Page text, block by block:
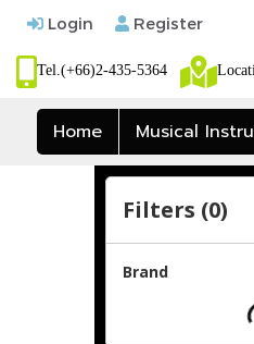
Login Register
Tel.(+66)2-435-5364
Home Musical
Filters (0)
Brand